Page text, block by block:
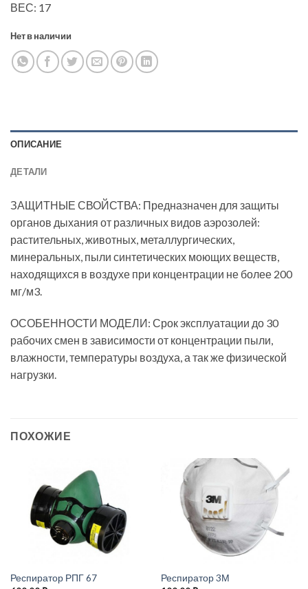
ВЕС: 17
Нет в наличии
ОПИСАНИЕ
ДЕТАЛИ
ЗАЩИТНЫЕ СВОЙСТВА: Предназначен для защиты
органов дыхания от различных видов аэрозолей:
растительных, животных, металлургических,
минеральных, пыли синтетических моющих веществ,
находящихся в воздухе при концентрации не более 200
мг/м3.
ОСОБЕННОСТИ МОДЕЛИ: Срок эксплуатации до 30
рабочих смен в зависимости от концентрации пыли,
влажности, температуры воздуха, а так же физической
нагрузки.
ПОХОЖИЕ
Респиратор РПГ 67
Респиратор 3М